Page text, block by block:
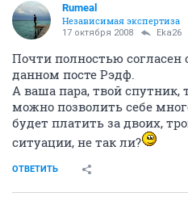
Rumeal
Независимая экспертиза
17 октября 2008 Eka26
Почти полностью согласен
данном посте Рэдф.
А ваша пара, твой спутник,
можно позволить себе
будет платить за двоих,
ситуации, не так ли?
ОТВЕТИТЬ